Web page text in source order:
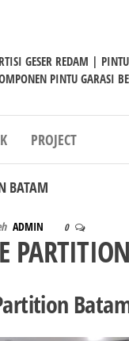
GESER REDAM |
PINTU GARASI
PROJECT
BATAM
ADMIN 0